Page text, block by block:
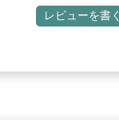
滑り止めゴムがつい
て人などにあたって
くり返っても傘を閉
レビューを書く